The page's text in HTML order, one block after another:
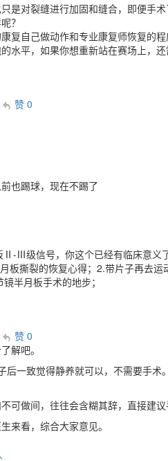
是对裂缝进行加固和缝合，即便手
？
复自己做动作和专业康复师恢复的
水平，如果你想重新站在赛场上，还
赞 0
也踢球，现在不踢了
Ⅱ-Ⅲ级信号，你这个已经有临床意义
板撕裂的恢复心得；2.带片子再去
半月板手术的地步；
赞 0
解吧。
后一致觉得静养就可以，不需要手
可做间，往往会含糊其辞，直接建议
来看，综合大家意见。